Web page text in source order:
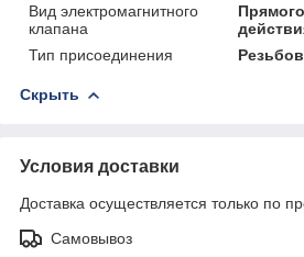
Вид электромагнитного
клапана
Прямого
Тип присоединения
Скрыть
Условия доставки
Доставка осуществляется только по
Самовывоз